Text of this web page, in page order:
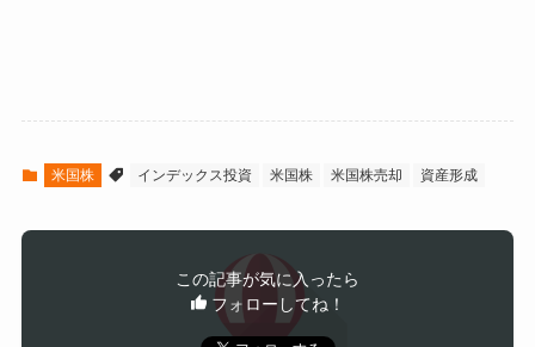
米国株 インデックス投資 米国株 米国株売却 資産形成
この記事が気に入ったら
フォローしてね！